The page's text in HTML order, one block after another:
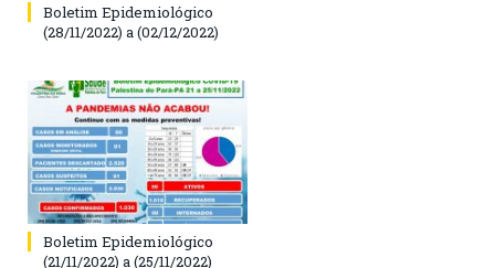
Boletim Epidemiológico
(28/11/2022) a (02/12/2022)
Boletim Epidemiológico
(21/11/2022) a (25/11/2022)